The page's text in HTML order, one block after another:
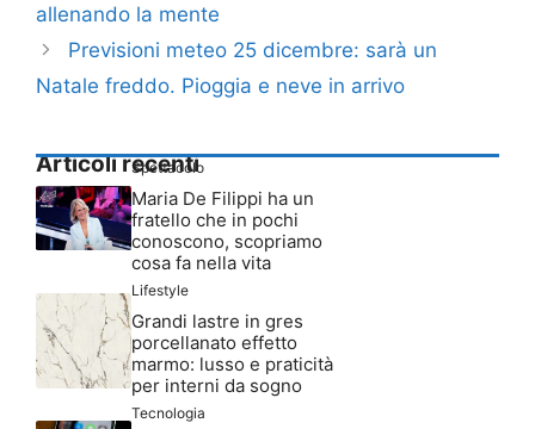
allenando la mente
Previsioni meteo 25 dicembre: sarà un
Natale freddo. Pioggia e neve in arrivo
Articoli recenti
Spettacolo
Maria De Filippi ha un
fratello che in pochi
conoscono, scopriamo
cosa fa nella vita
Lifestyle
Grandi lastre in gres
porcellanato effetto
marmo: lusso e praticità
per interni da sogno
Tecnologia